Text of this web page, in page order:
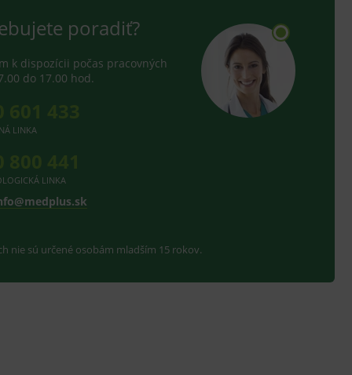
poradiť?
k dispozícii počas pracovných
do 17.00 hod.
LINKA
LINKA
nie sú určené osobám mladším 15 rokov.
zobrazení
vhodné reklamy.
analytics.
předvoleb pro
webu používá